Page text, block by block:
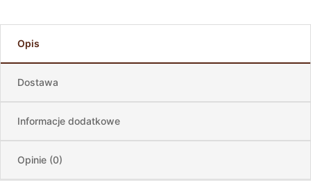
Opis
Dostawa
Informacje dodatkowe
Opinie (0)